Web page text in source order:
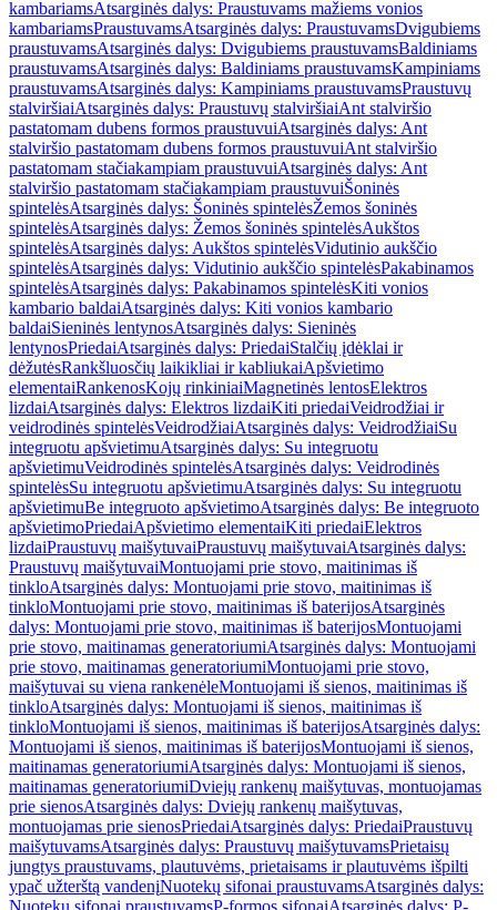
kambariamsAtsarginės dalys: Praustuvams mažiems vonios
kambariamsPraustuvamsAtsarginės dalys: PraustuvamsDvigubiems
praustuvamsAtsarginės dalys: Dvigubiems praustuvamsBaldiniams
praustuvamsAtsarginės dalys: Baldiniams praustuvamsKampiniams
praustuvamsAtsarginės dalys: Kampiniams praustuvamsPraustuvų
stalviršiaiAtsarginės dalys: Praustuvų stalviršiaiAnt stalviršio
pastatomam dubens formos praustuvuiAtsarginės dalys: Ant
stalviršio pastatomam dubens formos praustuvuiAnt stalviršio
pastatomam stačiakampiam praustuvuiAtsarginės dalys: Ant
stalviršio pastatomam stačiakampiam praustuvuiŠoninės
spintelėsAtsarginės dalys: Šoninės spintelėsŽemos šoninės
spintelėsAtsarginės dalys: Žemos šoninės spintelėsAukštos
spintelėsAtsarginės dalys: Aukštos spintelėsVidutinio aukščio
spintelėsAtsarginės dalys: Vidutinio aukščio spintelėsPakabinamos
spintelėsAtsarginės dalys: Pakabinamos spintelėsKiti vonios
kambario baldaiAtsarginės dalys: Kiti vonios kambario
baldaiSieninės lentynosAtsarginės dalys: Sieninės
lentynosPriedaiAtsarginės dalys: PriedaiStalčių įdėklai ir
dėžutėsRankšluosčių laikikliai ir kabliukaiApšvietimo
elementaiRankenosKojų rinkiniaiMagnetinės lentosElektros
lizdaiAtsarginės dalys: Elektros lizdaiKiti priedaiVeidrodžiai ir
veidrodinės spintelėsVeidrodžiaiAtsarginės dalys: VeidrodžiaiSu
integruotu apšvietimuAtsarginės dalys: Su integruotu
apšvietimuVeidrodinės spintelėsAtsarginės dalys: Veidrodinės
spintelėsSu integruotu apšvietimuAtsarginės dalys: Su integruotu
apšvietimuBe integruoto apšvietimoAtsarginės dalys: Be integruoto
apšvietimoPriedaiApšvietimo elementaiKiti priedaiElektros
lizdaiPraustuvų maišytuvaiPraustuvų maišytuvaiAtsarginės dalys:
Praustuvų maišytuvaiMontuojami prie stovo, maitinimas iš
tinkloAtsarginės dalys: Montuojami prie stovo, maitinimas iš
tinkloMontuojami prie stovo, maitinimas iš baterijosAtsarginės
dalys: Montuojami prie stovo, maitinimas iš baterijosMontuojami
prie stovo, maitinamas generatoriumiAtsarginės dalys: Montuojami
prie stovo, maitinamas generatoriumiMontuojami prie stovo,
maišytuvai su viena rankenėleMontuojami iš sienos, maitinimas iš
tinkloAtsarginės dalys: Montuojami iš sienos, maitinimas iš
tinkloMontuojami iš sienos, maitinimas iš baterijosAtsarginės dalys:
Montuojami iš sienos, maitinimas iš baterijosMontuojami iš sienos,
maitinamas generatoriumiAtsarginės dalys: Montuojami iš sienos,
maitinamas generatoriumiDviejų rankenų maišytuvas, montuojamas
prie sienosAtsarginės dalys: Dviejų rankenų maišytuvas,
montuojamas prie sienosPriedaiAtsarginės dalys: PriedaiPraustuvų
maišytuvamsAtsarginės dalys: Praustuvų maišytuvamsPrietaisų
jungtys praustuvams, plautuvėms, prietaisams ir plautuvėms išpilti
ypač užterštą vandenįNuotekų sifonai praustuvamsAtsarginės dalys:
Nuotekų sifonai praustuvamsP-formos sifonaiAtsarginės dalys: P-